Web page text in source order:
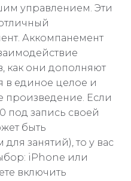
управлением. Эти
Аккомпанемент
как они дополняют
в единое целое и
Если
под запись своей
быть
занятий), то у вас
iPhone или
включить